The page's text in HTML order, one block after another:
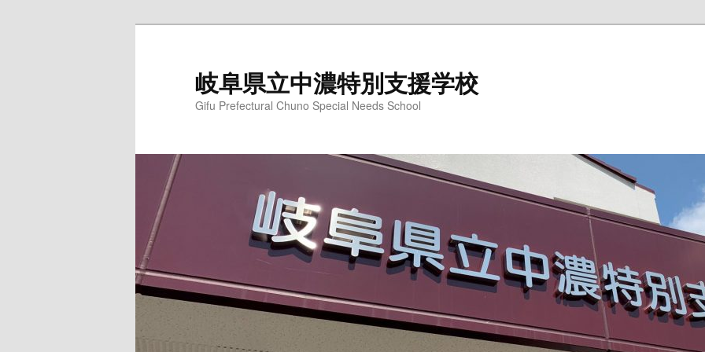
岐阜県立中濃特別支援学校
Gifu Prefectural Chuno Special Needs School